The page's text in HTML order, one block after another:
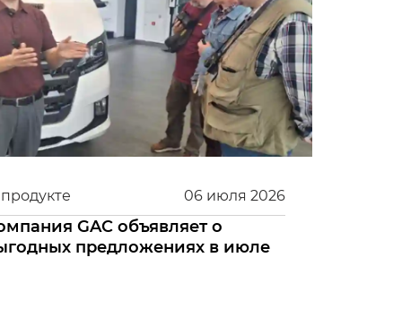
06 июля 2026
GAC объявляет о
предложениях в июле